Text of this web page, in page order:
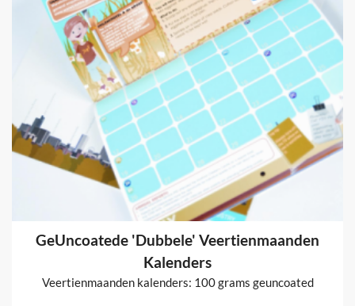
GeUncoatede Veertienmaanden Kalenders
Veertienmaanden kalender: 100 grams geuncoated
vanaf €435 Koop nu >
GeUncoatede 'Dubbele' Veertienmaanden
Kalenders
Veertienmaanden kalenders: 100 grams geuncoated